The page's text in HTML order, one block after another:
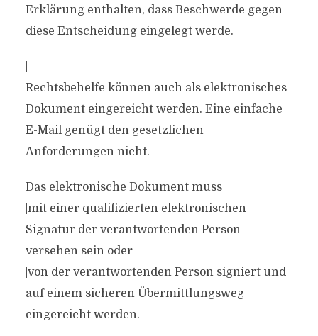
Erklärung enthalten, dass Beschwerde gegen
diese Entscheidung eingelegt werde.
Rechtsbehelfe können auch als elektronisches
Dokument eingereicht werden. Eine einfache
E-Mail genügt den gesetzlichen
Anforderungen nicht.
Das elektronische Dokument muss
|mit einer qualifizierten elektronischen
Signatur der verantwortenden Person
versehen sein oder
|von der verantwortenden Person signiert und
auf einem sicheren Übermittlungsweg
eingereicht werden.